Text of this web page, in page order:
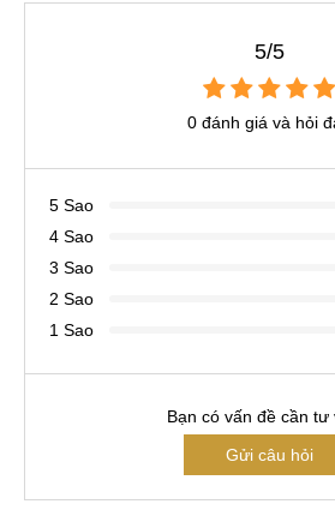
5/5
0 đánh giá và hỏi
5 Sao
4 Sao
3 Sao
2 Sao
1 Sao
Bạn có vấn đề cần tư
Gửi câu hỏi